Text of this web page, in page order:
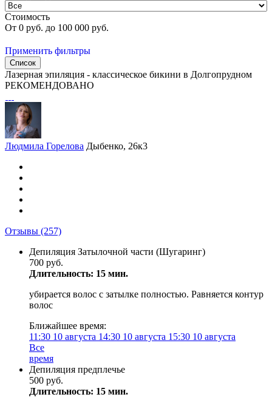
Стоимость
От 0 руб. до 100 000 руб.
Применить фильтры
Список
Лазерная эпиляция - классическое бикини в Долгопрудном
РЕКОМЕНДОВАНО
Людмила Горелова Дыбенко, 26к3
Отзывы (257)
Депиляция Затылочной части (Шугаринг)
700 руб.
Длительность: 15 мин.
убирается волос с затылке полностью. Равняется контур
волос
Ближайшее время:
11:30 10 августа 14:30 10 августа 15:30 10 августа
Все
время
Депиляция предплечье
500 руб.
Длительность: 15 мин.